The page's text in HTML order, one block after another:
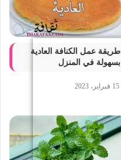
طريقة عمل الكنافة العادية
بسهولة في المنزل
15 فبراير، 2023